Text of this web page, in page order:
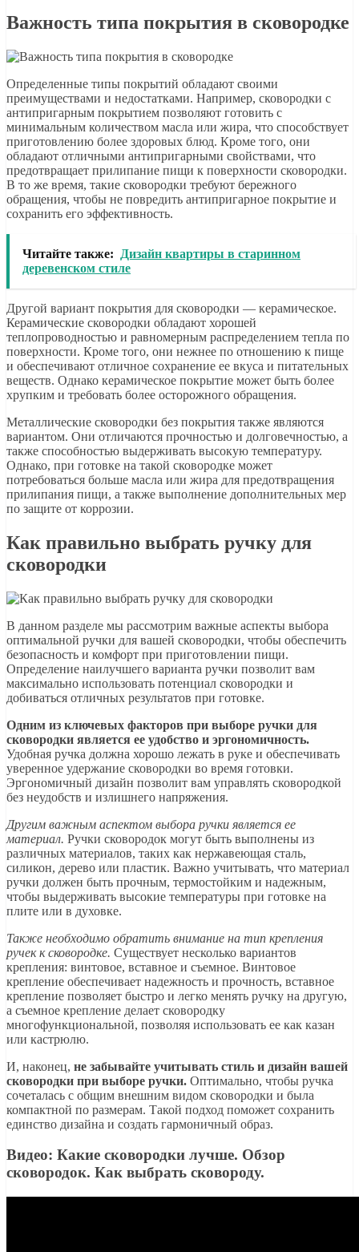
Важность типа покрытия в сковородке
Определенные типы покрытий обладают своими
преимуществами и недостатками. Например, сковородки с
антипригарным покрытием позволяют готовить с
минимальным количеством масла или жира, что способствует
приготовлению более здоровых блюд. Кроме того, они
обладают отличными антипригарными свойствами, что
предотвращает прилипание пищи к поверхности сковородки.
В то же время, такие сковородки требуют бережного
обращения, чтобы не повредить антипригарное покрытие и
сохранить его эффективность.
Читайте также:
Дизайн квартиры в старинном
деревенском стиле
Другой вариант покрытия для сковородки — керамическое.
Керамические сковородки обладают хорошей
теплопроводностью и равномерным распределением тепла по
поверхности. Кроме того, они нежнее по отношению к пище
и обеспечивают отличное сохранение ее вкуса и питательных
веществ. Однако керамическое покрытие может быть более
хрупким и требовать более осторожного обращения.
Металлические сковородки без покрытия также являются
вариантом. Они отличаются прочностью и долговечностью, а
также способностью выдерживать высокую температуру.
Однако, при готовке на такой сковородке может
потребоваться больше масла или жира для предотвращения
прилипания пищи, а также выполнение дополнительных мер
по защите от коррозии.
Как правильно выбрать ручку для
сковородки
В данном разделе мы рассмотрим важные аспекты выбора
оптимальной ручки для вашей сковородки, чтобы обеспечить
безопасность и комфорт при приготовлении пищи.
Определение наилучшего варианта ручки позволит вам
максимально использовать потенциал сковородки и
добиваться отличных результатов при готовке.
Одним из ключевых факторов при выборе ручки для
сковородки является ее удобство и эргономичность.
Удобная ручка должна хорошо лежать в руке и обеспечивать
уверенное удержание сковородки во время готовки.
Эргономичный дизайн позволит вам управлять сковородкой
без неудобств и излишнего напряжения.
Другим важным аспектом выбора ручки является ее
материал. Ручки сковородок могут быть выполнены из
различных материалов, таких как нержавеющая сталь,
силикон, дерево или пластик. Важно учитывать, что материал
ручки должен быть прочным, термостойким и надежным,
чтобы выдерживать высокие температуры при готовке на
плите или в духовке.
Также необходимо обратить внимание на тип крепления
ручек к сковородке. Существует несколько вариантов
крепления: винтовое, вставное и съемное. Винтовое
крепление обеспечивает надежность и прочность, вставное
крепление позволяет быстро и легко менять ручку на другую,
а съемное крепление делает сковородку
многофункциональной, позволяя использовать ее как казан
или кастрюлю.
И, наконец, не забывайте учитывать стиль и дизайн вашей
сковородки при выборе ручки. Оптимально, чтобы ручка
сочеталась с общим внешним видом сковородки и была
компактной по размерам. Такой подход поможет сохранить
единство дизайна и создать гармоничный образ.
Видео: Какие сковородки лучше. Обзор
сковородок. Как выбрать сковороду.